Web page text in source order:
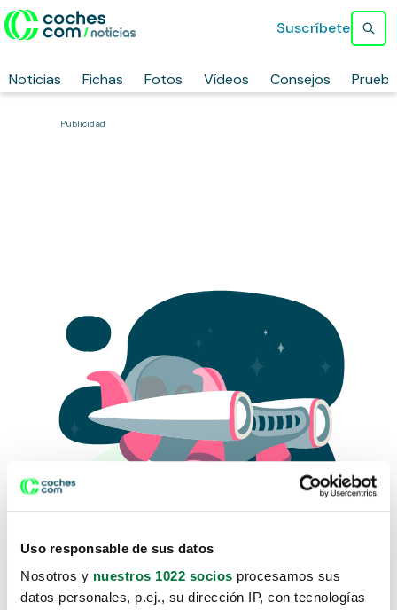
Uso responsable de sus datos
Nosotros y nuestros 1022 socios procesamos sus
datos personales, p.ej., su dirección IP, con tecnologías
Noticias Fichas Fotos Vídeos Consejos
Suscríbete
Publicidad